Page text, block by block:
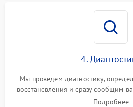
4.
Мы проведем диагностику,
восстановления и сразу сообщим
Подробнее